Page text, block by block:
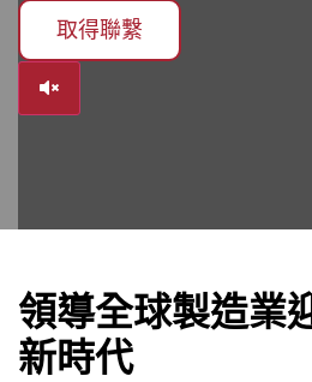
取得聯繫
領導全球製造業
新時代